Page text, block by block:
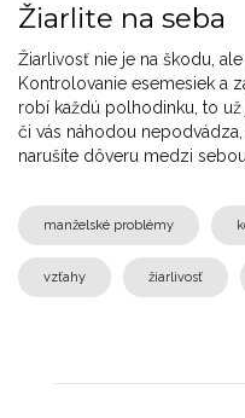
Žiarlite na seba
Žiarlivosť nie je na škodu,
Kontrolovanie esemesiek a
robí každú polhodinku, to
či vás náhodou
narušíte dôveru medzi
manželské problémy
vzťahy žiarlivosť